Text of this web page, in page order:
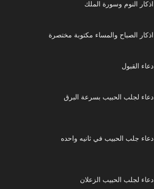
اذكار النوم وسورة الملك
اذكار الصباح والمساء مكتوبة مختصرة
دعاء القبول
دعاء لجلب الحبيب بسرعة البرق
دعاء جلب الحبيب في ثانيه واحده
دعاء لجلب الحبيب الزعلان